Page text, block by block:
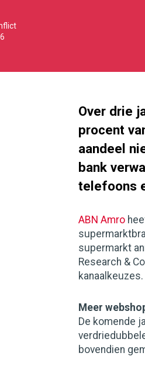
Over drie
procent
aandeel
bank
telefoons
ABN Amro
supermarkt
Research &
kanaalkeuzes.
Meer
De komende
bovendien